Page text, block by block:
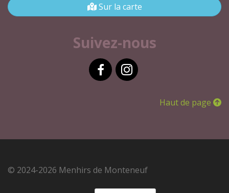
Sur la carte
Suivez-nous
Haut de page
© 2024-2026 Menhirs de Monteneuf